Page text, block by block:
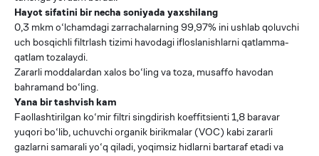
Hayot sifatini bir necha soniyada yaxshilang
0,3 mkm o‘lchamdagi zarrachalarning 99,97% ini ushlab qoluvchi
uch bosqichli filtrlash tizimi havodagi ifloslanishlarni qatlamma-
qatlam tozalaydi.
Zararli moddalardan xalos bo‘ling va toza, musaffo havodan
bahramand bo‘ling.
Yana bir tashvish kam
Faollashtirilgan ko‘mir filtri singdirish koeffitsienti 1,8 baravar
yuqori bo‘lib, uchuvchi organik birikmalar (VOC) kabi zararli
gazlarni samarali yo‘q qiladi, yoqimsiz hidlarni bartaraf etadi va